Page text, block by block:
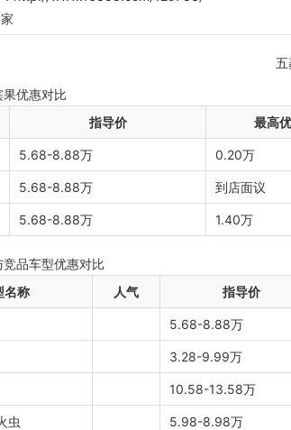
果优惠对比
指导价 最高
5.68-8.88万 0.20万
5.68-8.88万 到店面议
5.68-8.88万 1.40万
品车型优惠对比
名称
人气 指导价
5.68-8.88万
3.28-9.99万
10.58-13.58万
虫 5.98-8.98万